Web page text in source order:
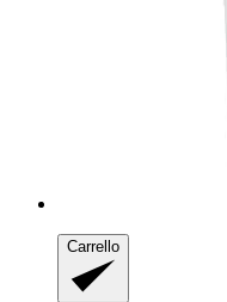
Carrello